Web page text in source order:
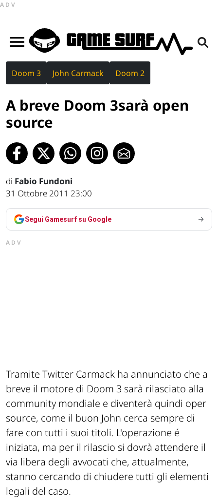
ADV
Doom 3 John Carmack Doom 2
A breve Doom 3sarà open
source
di Fabio Fundoni
31 Ottobre 2011 23:00
Segui Gamesurf su Google
ADV
Tramite Twitter Carmack ha annunciato che a
breve il motore di Doom 3 sarà rilasciato alla
community mondiale e diventerà quindi oper
source, come il buon John cerca sempre di
fare con tutti i suoi titoli. L'operazione é
iniziata, ma per il rilascio si dovrà attendere il
via libera degli avvocati che, attualmente,
stanno cercando di chiudere tutti gli elementi
legali del caso.